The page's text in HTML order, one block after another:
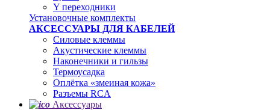
Y переходники
Установочные комплекты
АКСЕССУАРЫ ДЛЯ КАБЕЛЕЙ
Силовые клеммы
Акустические клеммы
Наконечники и гильзы
Термоусадка
Oплётка «змеиная кожа»
Разъемы RCA
Аксессуары